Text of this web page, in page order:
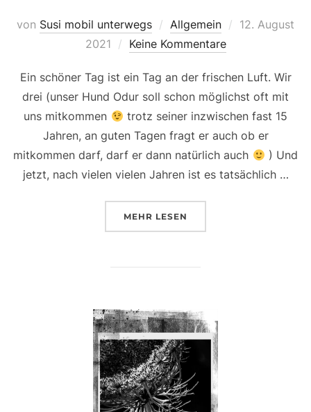
von Susi mobil unterwegs Allgemein
Veröffentlicht
12. August
2021
Keine Kommentare
Ein schöner Tag ist ein Tag an der frischen Luft. Wir
drei (unser Hund Odur soll schon möglichst oft mit
uns mitkommen
trotz seiner inzwischen fast 15
Jahren, an guten Tagen fragt er auch ob er
mitkommen darf, darf er dann natürlich auch
) Und
jetzt, nach vielen vielen Jahren ist es tatsächlich …
MEHR ÜBER „DRAUSSEN ZUHAUSE“
LESEN